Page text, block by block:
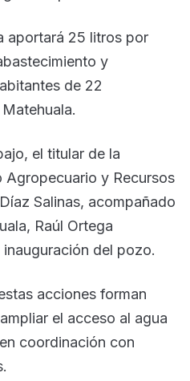
aportará 25 litros por
y
de 22
el titular de la
Agropecuario y Recursos
Salinas, acompañado
Raúl Ortega
del pozo.
acciones forman
el acceso al agua
coordinación con